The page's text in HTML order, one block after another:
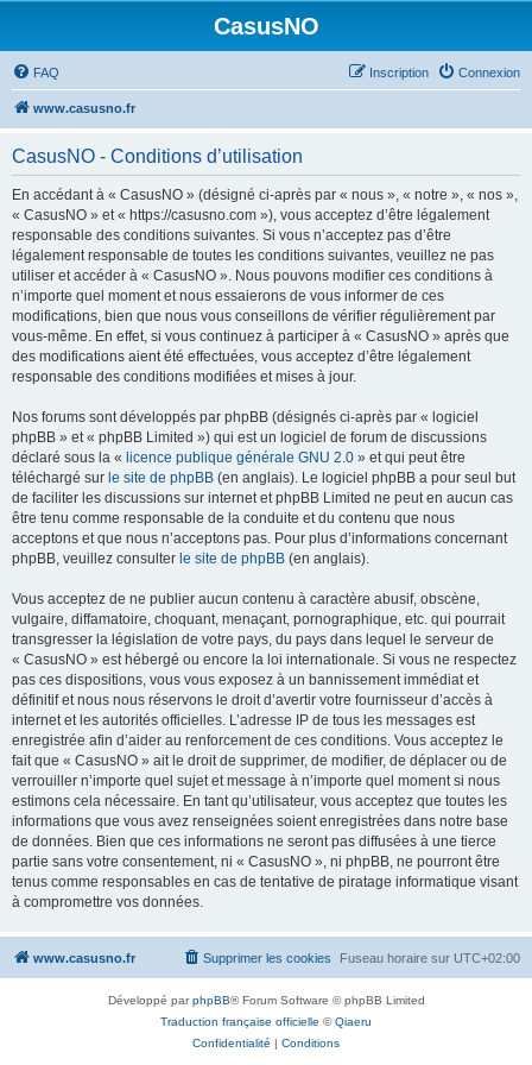
CasusNO
FAQ Connexion
Inscription
www.casusno.fr
CasusNO - Conditions d’utilisation
En accédant à « CasusNO » (désigné ci-après par « nous », « notre », « nos »,
« CasusNO » et « https://casusno.com »), vous acceptez d’être légalement
responsable des conditions suivantes. Si vous n’acceptez pas d’être
légalement responsable de toutes les conditions suivantes, veuillez ne pas
utiliser et accéder à « CasusNO ». Nous pouvons modifier ces conditions à
n’importe quel moment et nous essaierons de vous informer de ces
modifications, bien que nous vous conseillons de vérifier régulièrement par
vous-même. En effet, si vous continuez à participer à « CasusNO » après que
des modifications aient été effectuées, vous acceptez d’être légalement
responsable des conditions modifiées et mises à jour.
Nos forums sont développés par phpBB (désignés ci-après par « logiciel
phpBB » et « phpBB Limited ») qui est un logiciel de forum de discussions
déclaré sous la « licence publique générale GNU 2.0 » et qui peut être
téléchargé sur le site de phpBB (en anglais). Le logiciel phpBB a pour seul but
de faciliter les discussions sur internet et phpBB Limited ne peut en aucun cas
être tenu comme responsable de la conduite et du contenu que nous
acceptons et que nous n’acceptons pas. Pour plus d’informations concernant
phpBB, veuillez consulter le site de phpBB (en anglais).
Vous acceptez de ne publier aucun contenu à caractère abusif, obscène,
vulgaire, diffamatoire, choquant, menaçant, pornographique, etc. qui pourrait
transgresser la législation de votre pays, du pays dans lequel le serveur de
« CasusNO » est hébergé ou encore la loi internationale. Si vous ne respectez
pas ces dispositions, vous vous exposez à un bannissement immédiat et
définitif et nous nous réservons le droit d’avertir votre fournisseur d’accès à
internet et les autorités officielles. L’adresse IP de tous les messages est
enregistrée afin d’aider au renforcement de ces conditions. Vous acceptez le
fait que « CasusNO » ait le droit de supprimer, de modifier, de déplacer ou de
verrouiller n’importe quel sujet et message à n’importe quel moment si nous
estimons cela nécessaire. En tant qu’utilisateur, vous acceptez que toutes les
informations que vous avez renseignées soient enregistrées dans notre base
de données. Bien que ces informations ne seront pas diffusées à une tierce
partie sans votre consentement, ni « CasusNO », ni phpBB, ne pourront être
tenus comme responsables en cas de tentative de piratage informatique visant
à compromettre vos données.
www.casusno.fr Fuseau horaire sur UTC+02:00
Supprimer les cookies
Développé parphpBB® Forum Software © phpBB Limited
Traduction française officielle ©Qiaeru
Confidentialité | Conditions